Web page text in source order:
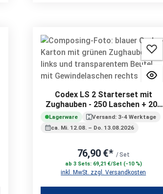
Codex LS 2 Starterset mit
Zughauben - 250 Laschen + 200
Hauben
Lagerware
Versand: 3-4 Werktage
ca. Mi. 12.08. – Do. 13.08.2026
76,90 €* / Set
ab 3 Sets: 69,21 €/Set (−10 %)
inkl. MwSt. zzgl. Versandkosten